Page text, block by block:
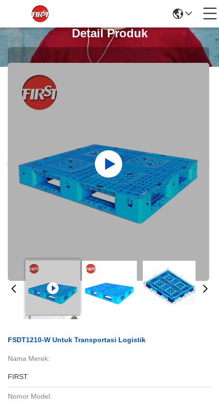
Detail Produk
FSDT1210-W Untuk Transportasi Logistik
Nama Merek:
FIRST
Nomor Model: